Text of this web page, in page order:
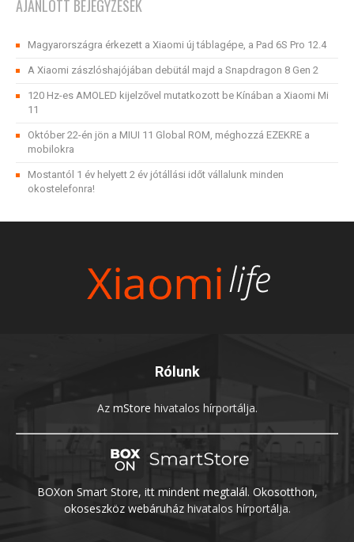
AJÁNLOTT BEJEGYZÉSEK
Magyarországra érkezett a Xiaomi új táblagépe, a Pad 6S Pro 12.4
A Xiaomi zászlóshajójában debütál majd a Snapdragon 8 Gen 2
120 Hz-es AMOLED kijelzővel mutatkozott be Kínában a Xiaomi Mi
11
Október 22-én jön a MIUI 11 Global ROM, méghozzá EZEKRE a
mobilokra
Mostantól 1 év helyett 2 év jótállási időt vállalunk minden
okostelefonra!
Rólunk
Az mStore hivatalos hírportálja.
BOXon Smart Store, itt mindent megtalál. Okosotthon,
okoseszköz webáruházhivatalos hírportálja.